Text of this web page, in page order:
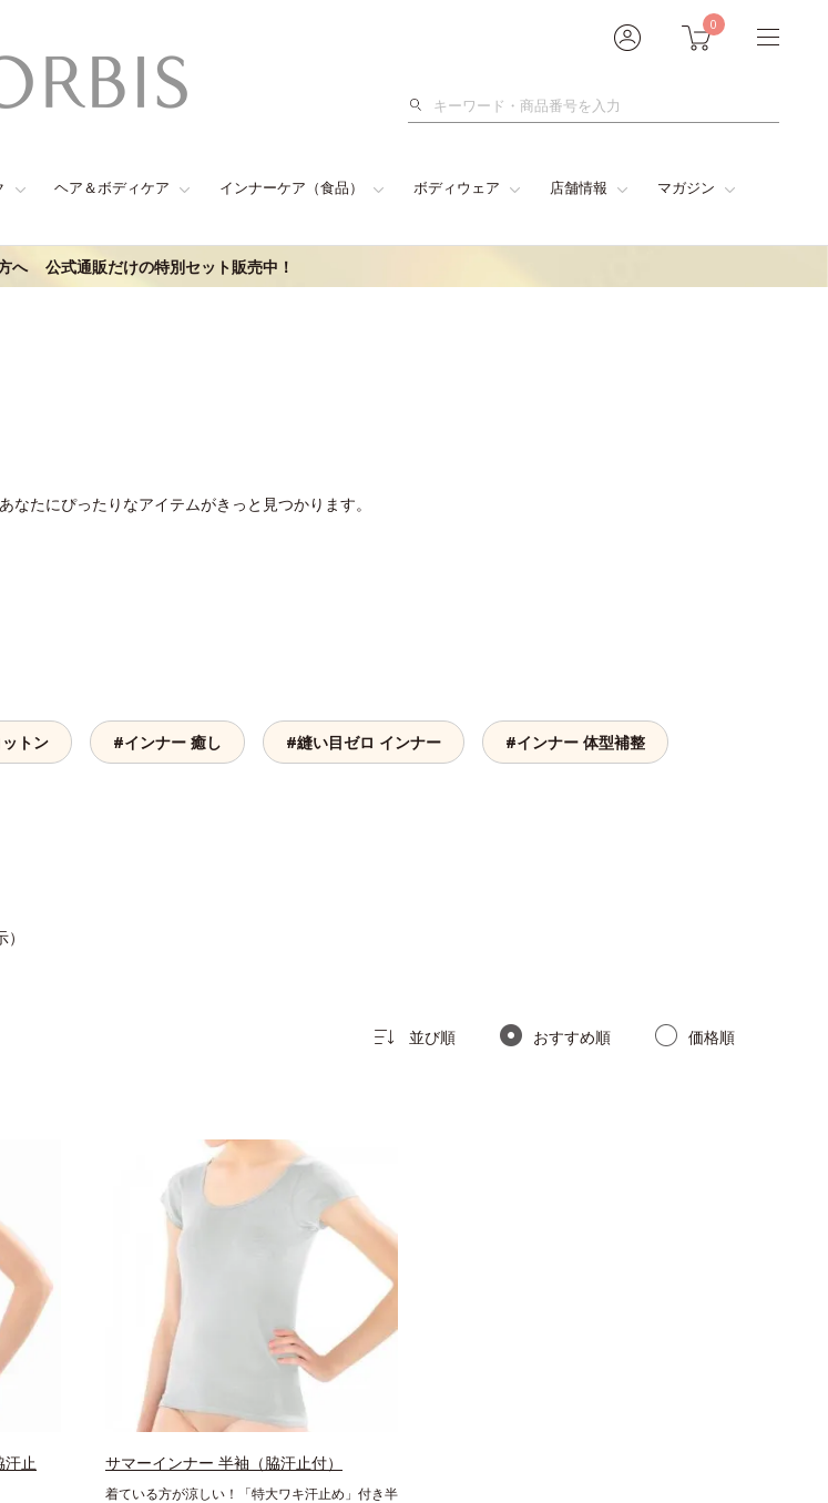
0
検
ヘア＆ボディケア インナーケア（食品） ボディウェア 店舗情報 マガジン
へ 公式通販だけの特別セット販売中！
たにぴったりなアイテムがきっと見つかります。
トン #インナー 癒し #縫い目ゼロ インナー #インナー 体型補整
並び順 おすすめ順 価格順
汗止
サマーインナー 半袖（脇汗止付）
着ている方が涼しい！「特大ワキ汗止め」付き半